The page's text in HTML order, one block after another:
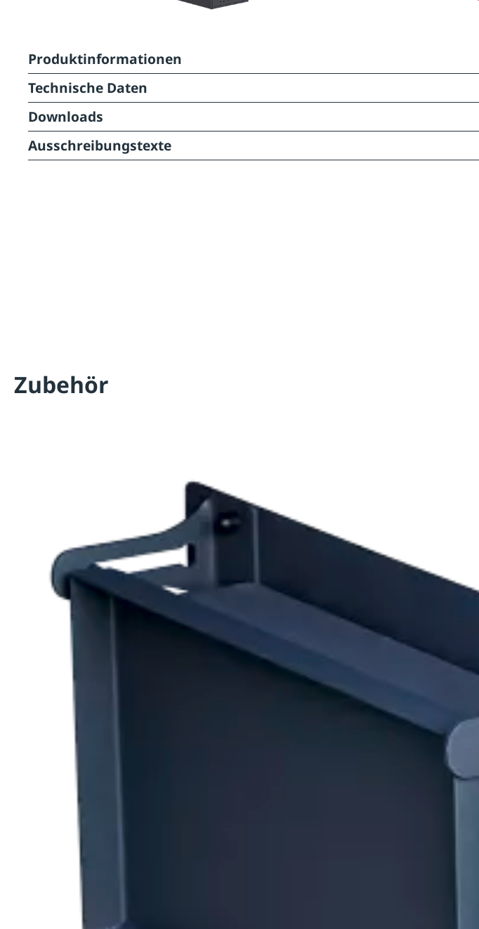
Produktinformationen
Technische Daten
Downloads
Ausschreibungstexte
Zubehör